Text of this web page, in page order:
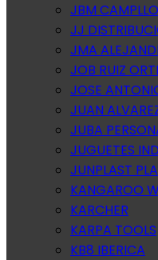
JBM
JJ
JMA
JOB RUIZ
JOSE
JUAN
JUBA
JUGUETES
JUNPLAST
KANGAROO
KARCHER
KARPA TOOLS
KB8 IBERICA